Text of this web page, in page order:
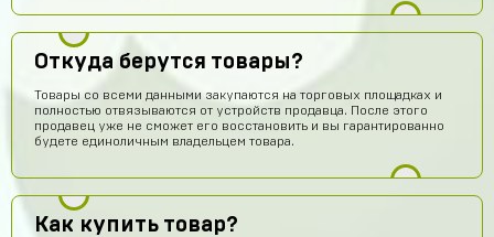
Откуда берутся товары?
Товары со всеми данными закупаются на торговых площадках и
полностью отвязываются от устройств продавца. После этого
продавец уже не сможет его восстановить и вы гарантированно
будете единоличным владельцем товара.
Как купить товар?